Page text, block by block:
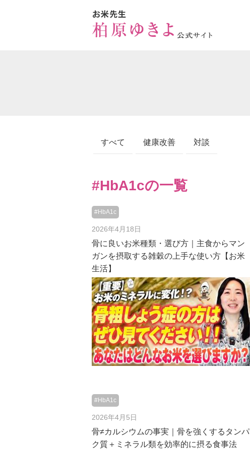
すべて 健康改善 対談
#HbA1cの一覧
#HbA1c
2026年4月18日
骨に良いお米種類・選び方｜主食からマン
ガンを摂取する雑穀の上手な使い方【お米
生活】
#HbA1c
2026年4月5日
骨≠カルシウムの事実｜骨を強くするタンパ
ク質＋ミネラル類を効率的に摂る食事法